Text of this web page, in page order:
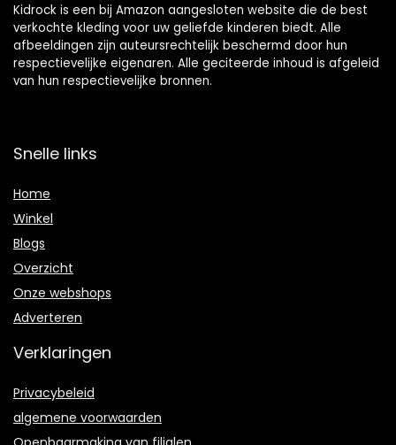
Kidrock is een bij Amazon aangesloten website die de best
verkochte kleding voor uw geliefde kinderen biedt. Alle
afbeeldingen zijn auteursrechtelijk beschermd door hun
respectievelijke eigenaren. Alle geciteerde inhoud is afgeleid
van hun respectievelijke bronnen.
Snelle links
Home
Winkel
Blogs
Overzicht
Onze webshops
Adverteren
Verklaringen
Privacybeleid
algemene voorwaarden